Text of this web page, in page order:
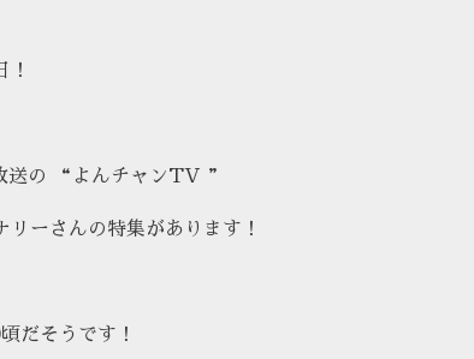
！
送の “よんチャンTV ”
リーさんの特集があります！
だそうです！